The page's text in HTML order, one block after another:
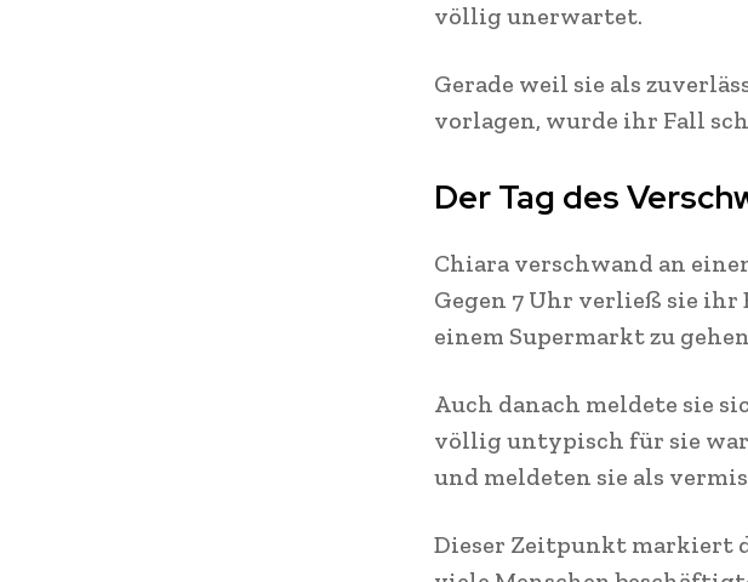
völlig unerwartet.
Gerade weil sie als
vorlagen, wurde ihr Fall
Der Tag des
Chiara verschwand an
Gegen 7 Uhr verließ sie
einem Supermarkt zu
Auch danach meldete sie
völlig untypisch für sie
und meldeten sie als
Dieser Zeitpunkt markiert